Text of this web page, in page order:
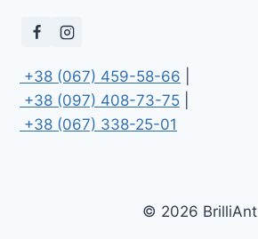
+38 (067) 459-58-66
+38 (097) 408-73-75
+38 (067) 338-25-01
© 2026 BrilliAnt